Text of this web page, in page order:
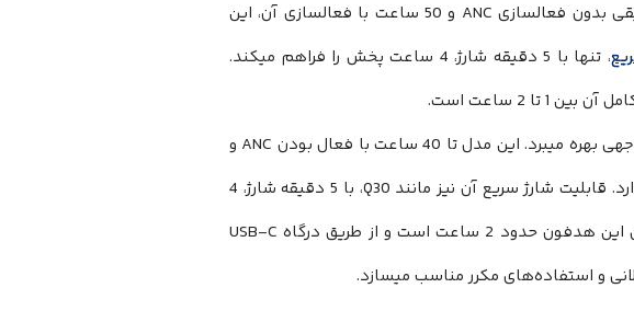
زمینه عملکرد فوق‌العاده‌ای دارد. با 60 ساعت پخش موسیقی بدون فعالسازی ANC و 50 ساعت با فعالسازی آن، این
، تنها با 5 دقیقه شارژ، 4 ساعت پخش را فراهم میکند.
Anker Soundcore Life Q20i A3004 نیز از عمر باتری قابل توجهی بهره میبرد. این مدل تا 40 ساعت با فعال بودن ANC و
تا 60 ساعت با غیرفعال بودن آن، قابلیت پخش موسیقی دارد. قابلیت شارژ سریع آن نیز مانند Q30، با 5 دقیقه شارژ، 4
ساعت استفاده را امکان‌پذیر میسازد. مدت زمان شارژ کامل این هدفون حدود 2 ساعت است و از طریق درگاه USB-C
و استفاده‌های مکرر مناسب میسازد.